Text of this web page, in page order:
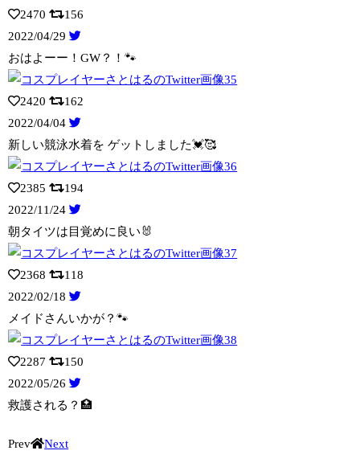
2470
156
2022/04/29
おはよーー！GW？！🐾
2420
162
2022/04/04
新しい競泳水着を ゲットしました💓🥰
2385
194
2022/11/24
朝タイツは目覚めに良い🐰
2368
118
2022/02/18
メイドさんいかが？🐾
2287
150
2022/05/26
救護される？🏥
Prev Next